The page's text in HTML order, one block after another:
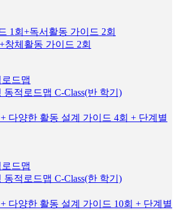
1회+독서활동 가이드 2회
창체활동 가이드 2회
드맵
적로드맵 C-Class(반 학기)
다양한 활동 설계 가이드 4회 + 단계별
드맵
적로드맵 C-Class(한 학기)
다양한 활동 설계 가이드 10회 + 단계별